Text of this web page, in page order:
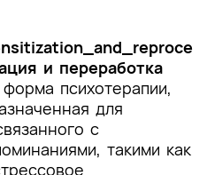
и переработка
психотерапии,
для
с
такими как